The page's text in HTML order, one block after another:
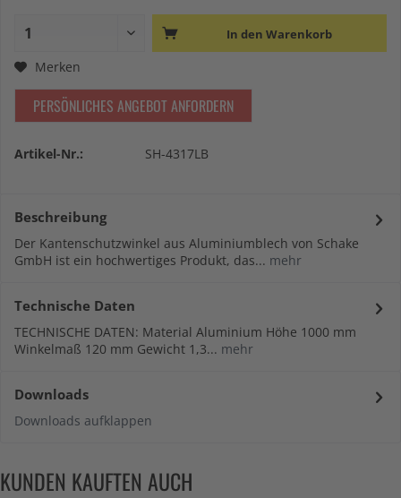
In den Warenkorb
Merken
PERSÖNLICHES ANGEBOT ANFORDERN
Artikel-Nr.: SH-4317LB
Beschreibung
Der Kantenschutzwinkel aus Aluminiumblech von Schake
GmbH ist ein hochwertiges Produkt, das... mehr
Technische Daten
TECHNISCHE DATEN: Material Aluminium Höhe 1000 mm
Winkelmaß 120 mm Gewicht 1,3... mehr
Downloads
Downloads aufklappen
KUNDEN KAUFTEN AUCH